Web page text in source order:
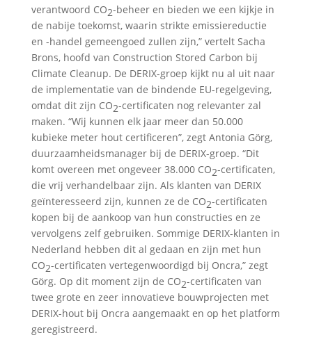
verantwoord CO2-beheer en bieden we een kijkje in
de nabije toekomst, waarin strikte emissiereductie
en -handel gemeengoed zullen zijn,” vertelt Sacha
Brons, hoofd van Construction Stored Carbon bij
Climate Cleanup. De DERIX-groep kijkt nu al uit naar
de implementatie van de bindende EU-regelgeving,
omdat dit zijn CO2-certificaten nog relevanter zal
maken. “Wij kunnen elk jaar meer dan 50.000
kubieke meter hout certificeren”, zegt Antonia Görg,
duurzaamheidsmanager bij de DERIX-groep. “Dit
komt overeen met ongeveer 38.000 CO2-certificaten,
die vrij verhandelbaar zijn. Als klanten van DERIX
geïnteresseerd zijn, kunnen ze de CO2-certificaten
kopen bij de aankoop van hun constructies en ze
vervolgens zelf gebruiken. Sommige DERIX-klanten in
Nederland hebben dit al gedaan en zijn met hun
CO2-certificaten vertegenwoordigd bij Oncra,” zegt
Görg. Op dit moment zijn de CO2-certificaten van
twee grote en zeer innovatieve bouwprojecten met
DERIX-hout bij Oncra aangemaakt en op het platform
geregistreerd.